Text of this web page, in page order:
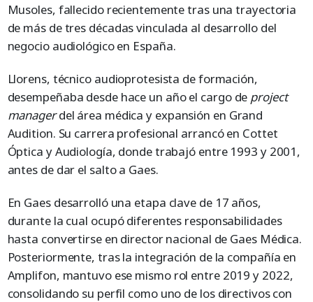
Musoles, fallecido recientemente tras una trayectoria
de más de tres décadas vinculada al desarrollo del
negocio audiológico en España.
Llorens, técnico audioprotesista de formación,
desempeñaba desde hace un año el cargo de project
managerdel área médica y expansión en Grand
Audition. Su carrera profesional arrancó en Cottet
Óptica y Audiología, donde trabajó entre 1993 y 2001,
antes de dar el salto a Gaes.
En Gaes desarrolló una etapa clave de 17 años,
durante la cual ocupó diferentes responsabilidades
hasta convertirse en director nacional de Gaes Médica.
Posteriormente, tras la integración de la compañía en
Amplifon, mantuvo ese mismo rol entre 2019 y 2022,
consolidando su perfil como uno de los directivos con